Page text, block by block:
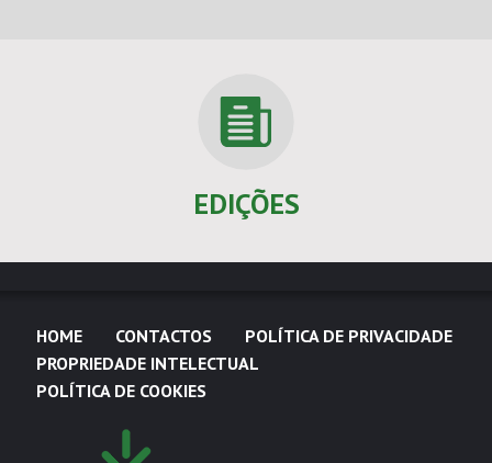
EDIÇÕES
HOME CONTACTOS
POLÍTICA DE PRIVACIDADE
PROPRIEDADE INTELECTUAL
POLÍTICA DE COOKIES